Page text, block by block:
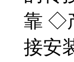
靠 ◇
接安